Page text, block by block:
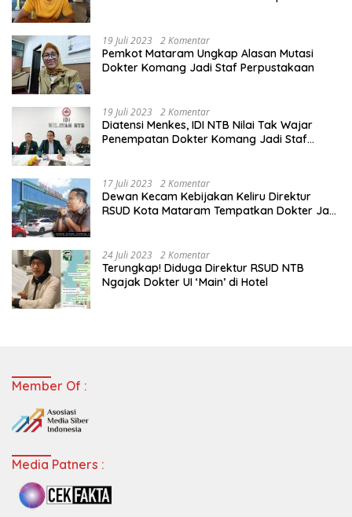
19 Juli 2023 2 Komentar
Pemkot Mataram Ungkap Alasan Mutasi
Dokter Komang Jadi Staf Perpustakaan
19 Juli 2023 2 Komentar
Diatensi Menkes, IDI NTB Nilai Tak Wajar
Penempatan Dokter Komang Jadi Staf
17 Juli 2023 2 Komentar
Dewan Kecam Kebijakan Keliru Direktur
RSUD Kota Mataram Tempatkan Dokter Jadi
24 Juli 2023 2 Komentar
Terungkap! Diduga Direktur RSUD NTB
Ngajak Dokter UI ‘Main’ di Hotel
Member Of :
Media Patners :